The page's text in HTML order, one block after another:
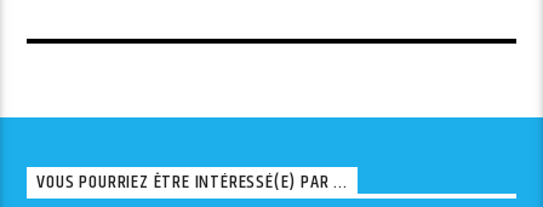
VOUS POURRIEZ ÊTRE INTÉRESSÉ(E) PAR ...